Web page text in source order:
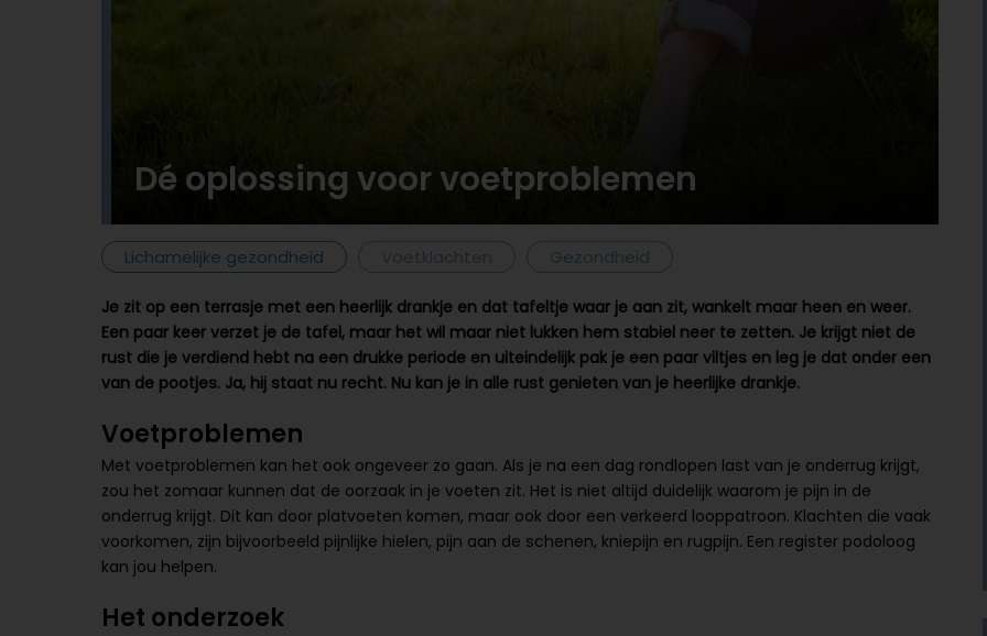
Dé oplossing voor voetproblemen
Lichamelijke gezondheid Gezondheid
Je zit op een terrasje met een heerlijk drankje en dat tafeltje waar je aan zit, wankelt maar heen en weer.
Een paar keer verzet je de tafel, maar het wil maar niet lukken hem stabiel neer te zetten. Je krijgt niet de
rust die je verdiend hebt na een drukke periode en uiteindelijk pak je een paar viltjes en leg je dat onder een
van de pootjes. Ja, hij staat nu recht. Nu kan je in alle rust genieten van je heerlijke drankje.
Voetproblemen
Met voetproblemen kan het ook ongeveer zo gaan. Als je na een dag rondlopen last van je onderrug krijgt,
zou het zomaar kunnen dat de oorzaak in je voeten zit. Het is niet altijd duidelijk waarom je pijn in de
onderrug krijgt. Dit kan door platvoeten komen, maar ook door een verkeerd looppatroon. Klachten die vaak
voorkomen, zijn bijvoorbeeld pijnlijke hielen, pijn aan de schenen, kniepijn en rugpijn. Een register podoloog
kan jou helpen.
Het onderzoek